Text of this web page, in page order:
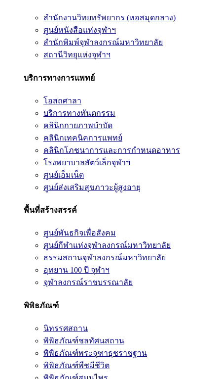
สำนักงานวิทยทรัพยากร (หอสมุดกลาง)
ศูนย์หนังสือแห่งจุฬาฯ
สำนักพิมพ์จุฬาลงกรณ์มหาวิทยาลัย
สถานีวิทยุแห่งจุฬาฯ
บริการทางการแพทย์
โอสถศาลา
บริการทางทันตกรรม
คลินิกกายภาพบำบัด
คลินิกเทคนิคการแพทย์
คลินิกโภชนาการและการกำหนดอาหาร
โรงพยาบาลสัตว์เล็กจุฬาฯ
ศูนย์เอ็มเน็ต
ศูนย์ส่งเสริมสุขภาวะผู้สูงอายุ
พื้นที่สร้างสรรค์
ศูนย์พันธกิจเพื่อสังคม
ศูนย์กีฬาแห่งจุฬาลงกรณ์มหาวิทยาลัย
ธรรมสถานจุฬาลงกรณ์มหาวิทยาลัย
อุทยาน 100 ปี จุฬาฯ
จุฬาลงกรณ์ราชบรรณาลัย
พิพิธภัณฑ์
นิทรรศสถาน
พิพิธภัณฑ์ชลทัศนสถาน
พิพิธภัณฑ์พระจุฑาธุชราชฐาน
พิพิธภัณฑ์พืชมีชีวิต